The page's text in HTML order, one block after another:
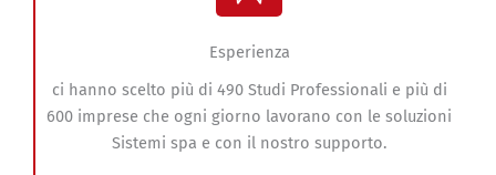
Esperienza
ci hanno scelto più di 490 Studi Professionali e più di
600 imprese che ogni giorno lavorano con le soluzioni
Sistemi spa e con il nostro supporto.